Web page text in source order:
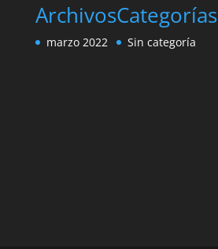
Archivos
marzo 2022
Categorías
Sin categoría